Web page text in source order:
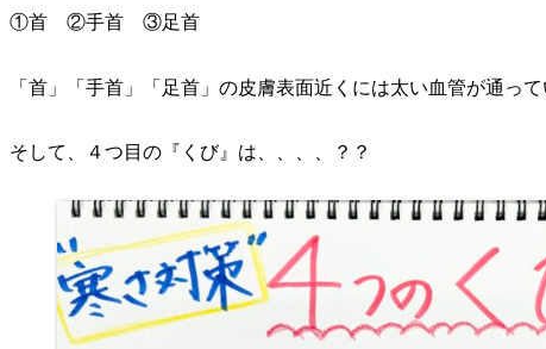
①首 ②手首 ③足首
「首」「手首」「足首」の皮膚表面近くには太い血管が通っ
そして、４つ目の『くび』は、、、、？？